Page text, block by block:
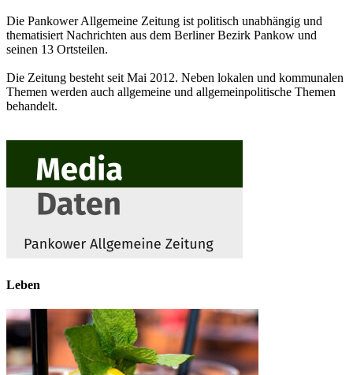
Die Pankower Allgemeine Zeitung ist politisch unabhängig und
thematisiert Nachrichten aus dem Berliner Bezirk Pankow und
seinen 13 Ortsteilen.
Die Zeitung besteht seit Mai 2012. Neben lokalen und kommunalen
Themen werden auch allgemeine und allgemeinpolitische Themen
behandelt.
Leben